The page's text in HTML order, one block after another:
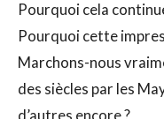
Pourquoi cela
Pourquoi cette
Marchons-nous
des siècles par les